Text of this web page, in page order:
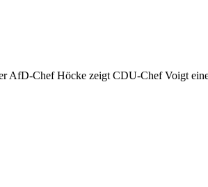
AfD-Chef Höcke zeigt CDU-Chef Voigt